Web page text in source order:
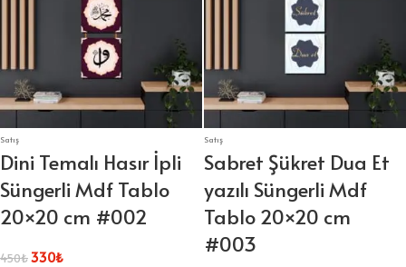
Satış
Dini Temalı Hasır İpli
Süngerli Mdf Tablo
20×20 cm #002
450₺330₺
Satış
Sabret Şükret Dua Et
yazılı Süngerli Mdf
Tablo 20×20 cm
#003